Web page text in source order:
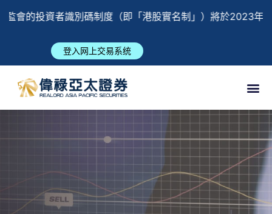
會的投資者識別碼制度（即「港股實名制」）將於2023年
登入网上交易系统